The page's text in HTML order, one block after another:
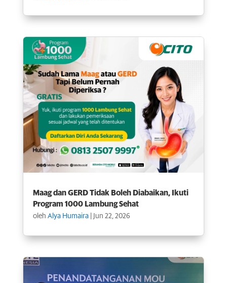
Maag dan GERD Tidak Boleh Diabaikan, Ikuti
Program 1000 Lambung Sehat
oleh Alya Humaira| Jun 22, 2026